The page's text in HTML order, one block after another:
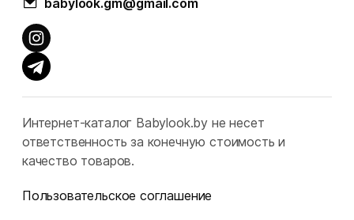
babylook.gm@gmail.com
Интернет-каталог Babylook.by не несет
ответственность за конечную стоимость и
качество товаров.
Пользовательское соглашение